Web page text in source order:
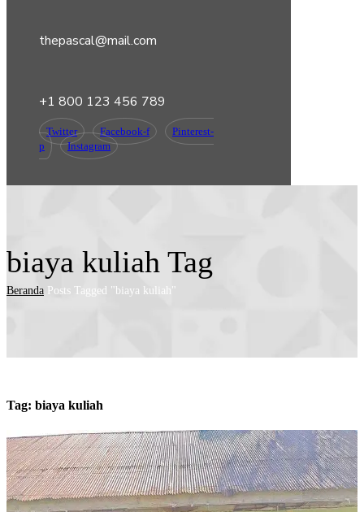
thepascal@mail.com
+1 800 123 456 789
Twitter Facebook-f
Pinterest-
p
Instagram
biaya kuliah Tag
Beranda Posts Tagged "biaya kuliah"
Tag: biaya kuliah